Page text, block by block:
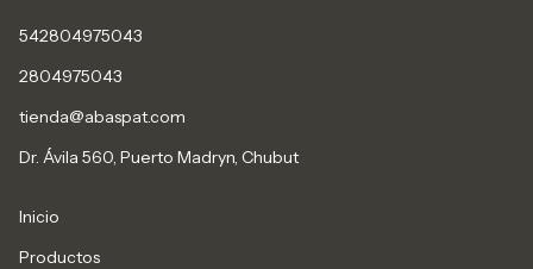
542804975043
2804975043
tienda@abaspat.com
Dr. Ávila 560, Puerto Madryn, Chubut
Inicio
Productos